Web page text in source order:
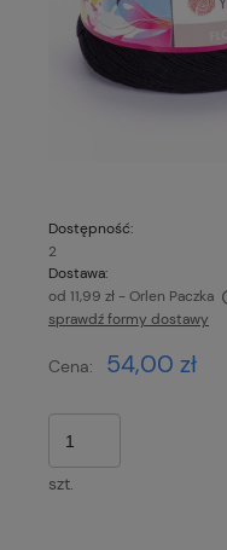
Dostępność:
2
Dostawa:
od 11,99 zł - Orlen Paczka
Cena nie zawiera
sprawdź formy dostawy
Cena: 54,00 zł
szt.